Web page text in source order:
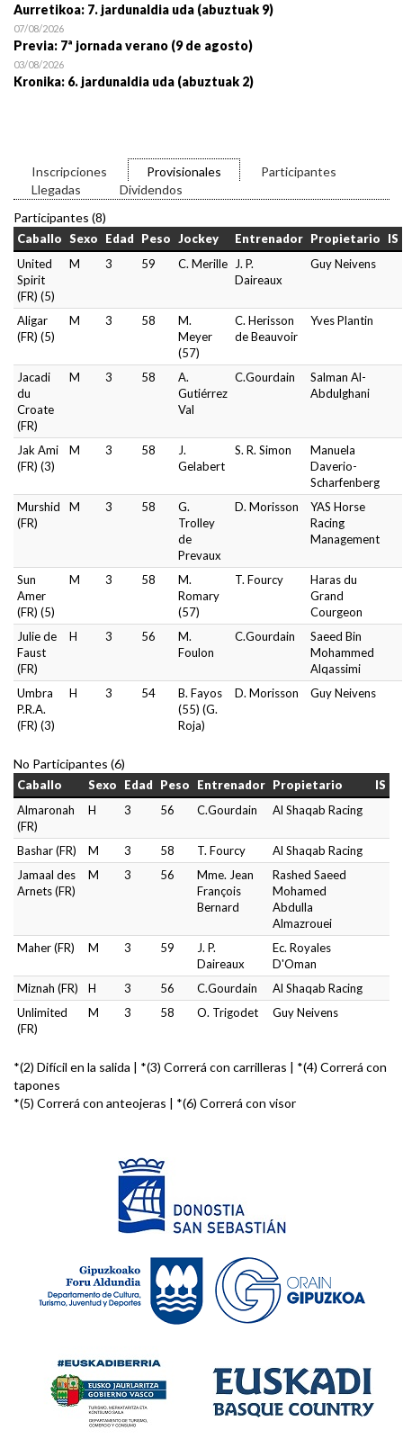
Aurretikoa: 7. jardunaldia uda (abuztuak 9)
07/08/2026
Previa: 7ª jornada verano (9 de agosto)
03/08/2026
Kronika: 6. jardunaldia uda (abuztuak 2)
Inscripciones Provisionales
Participantes
Llegadas
Dividendos
Participantes (8)
Caballo Sexo Edad Peso Jockey Entrenador Propietario
IS
United
Spirit
(FR) (5)
M 3 59 C. Merille
J. P.
Daireaux
Guy Neivens
Aligar
(FR) (5)
M 3 58
M.
Meyer
(57)
C. Herisson
de Beauvoir
Yves Plantin
Jacadi
du
Croate
(FR)
M 3 58
A.
Gutiérrez
Val
C.Gourdain
Salman Al-
Abdulghani
Jak Ami
(FR) (3)
M 3 58
J.
Gelabert
S. R. Simon
Manuela
Daverio-
Scharfenberg
Murshid
(FR)
M 3 58
G.
Trolley
de
Prevaux
D. Morisson
YAS Horse
Racing
Management
Sun
Amer
(FR) (5)
M 3 58
M.
Romary
(57)
T. Fourcy
Haras du
Grand
Courgeon
Julie de
Faust
(FR)
H 3 56
M.
Foulon
C.Gourdain
Saeed Bin
Mohammed
Alqassimi
Umbra
P.R.A.
(FR) (3)
H 3 54
B. Fayos
(55) (G.
Roja)
D. Morisson Guy Neivens
No Participantes (6)
Caballo Sexo Edad Peso Entrenador Propietario
IS
Almaronah
(FR)
H 3 56 C.Gourdain Al Shaqab Racing
Bashar (FR) M 3 58 T. Fourcy
Al Shaqab Racing
Jamaal des
Arnets (FR)
M 3 56
Mme. Jean
François
Bernard
Rashed Saeed
Mohamed
Abdulla
Almazrouei
Maher (FR)
M 3 59
J. P.
Daireaux
Ec. Royales
D'Oman
Miznah (FR)
H 3 56 C.Gourdain
Al Shaqab Racing
Unlimited
(FR)
M 3 58 O. Trigodet Guy Neivens
*(2) Difícil en la salida | *(3) Correrá con carrilleras | *(4) Correrá con
tapones
*(5) Correrá con anteojeras | *(6) Correrá con visor